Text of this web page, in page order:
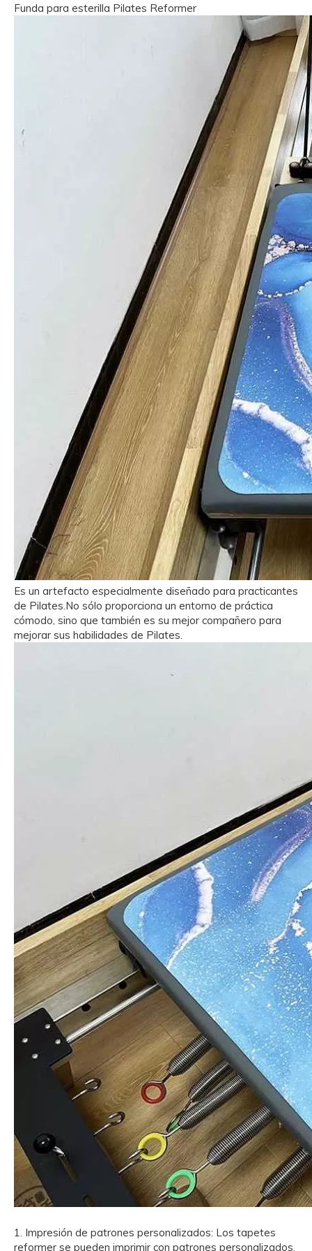
Funda para esterilla Pilates Reformer
Es un artefacto especialmente diseñado para practicantes
de Pilates.No sólo proporciona un entorno de práctica
cómodo, sino que también es su mejor compañero para
mejorar sus habilidades de Pilates.
1. Impresión de patrones personalizados: Los tapetes
reformer se pueden imprimir con patrones personalizados,